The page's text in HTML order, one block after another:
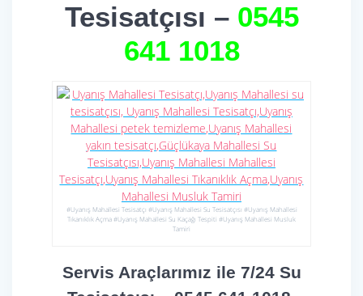
Tesisatçısı – 0545
641 1018
#Uyanış Mahallesi Tesisatçı #Uyanış Mahallesi Su Tesisatçısı #Uyanış Mahallesi
Tıkanıklık Açma #Uyanış Mahallesi Su Kaçağı Tespiti #Uyanış Mahallesi Musluk
Tamiri
Servis Araçlarımız ile 7/24 Su